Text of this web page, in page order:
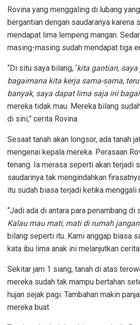
Rovina yang menggaling di lubang
bergantian dengan saudaranya karena
mendapat lima lempeng mangan.
masing-masing sudah mendapat tiga
“Di situ saya bilang, ‘kita gantian,
bagaimana kita kerja sama-sama,
banyak, saya dapat lima saja ini
mereka tidak mau. Mereka bilang
di sini,” cerita Rovina.
Sesaat tanah akan longsor, ada tanah
mengenai kepala mereka. Perasaan
tenang. Ia merasa seperti akan terjadi
saudarinya tak mengindahkan
itu sudah biasa terjadi ketika menggali
“Jadi ada di antara para penambang di
Kalau mau mati, mati di rumah
bilang seperti itu. Kami anggap biasa
kata ibu lima anak ini melanjutkan
Sekitar jam 1 siang, tanah di atas
mereka sudah tak mampu bertahan
hujan sejak pagi. Tambahan makin
mereka buat.